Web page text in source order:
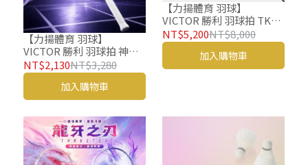
【力揚體育 羽球】
VICTOR 勝利 羽球拍 神速
裂空 ARS-VRD J 羽毛球拍
ARS VRD
NT$2,130NT$3,280
加入購物車
【力揚體育 羽球】
VICTOR 勝利 羽球拍 TK
RYUGA II PRO CO26 龍牙
羽毛球拍
NT$5,200NT$8,000
加入購物車